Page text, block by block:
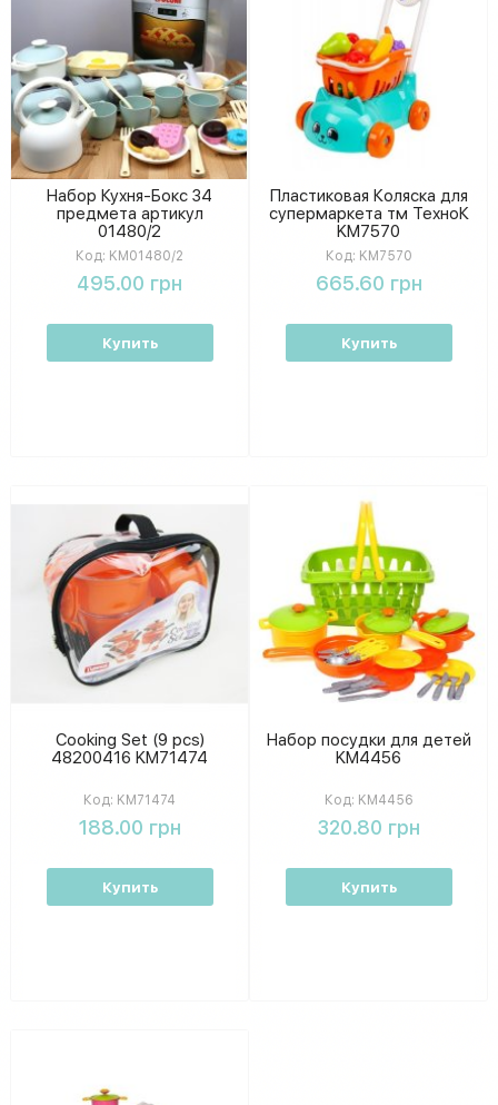
Набор Кухня-Бокс 34
предмета артикул
01480/2
Код: KM01480/2
495.00 грн
Купить
Пластиковая Коляска для
супермаркета тм ТехноК
KM7570
Код: KM7570
665.60 грн
Купить
Cooking Set (9 pcs)
48200416 KM71474
Код: KM71474
188.00 грн
Купить
Набор посудки для детей
KM4456
Код: KM4456
320.80 грн
Купить